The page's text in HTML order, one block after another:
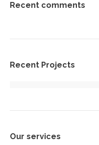
Recent comments
Recent Projects
Our services